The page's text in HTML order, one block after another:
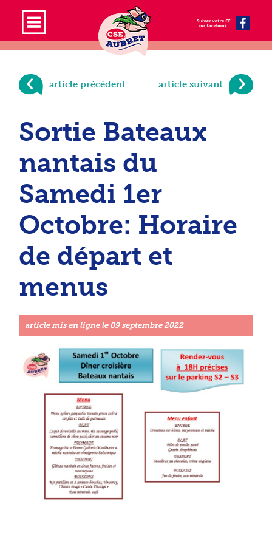
article précédent article suivant
Sortie Bateaux
nantais du
Samedi 1er
Octobre: Horaire
de départ et
menus
article mis en ligne le 09 septembre 2022